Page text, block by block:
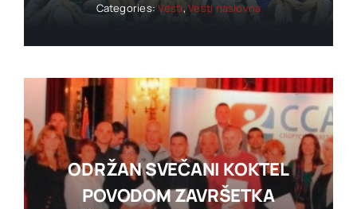
Categories:Vesti,Vesti naslovna
ODRŽAN SVEČANI KOKTEL
POVODOM ZAVRŠETKA